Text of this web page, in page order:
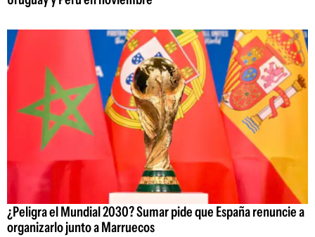
¿Peligra el Mundial 2030? Sumar pide que España renuncie a
organizarlo junto a Marruecos